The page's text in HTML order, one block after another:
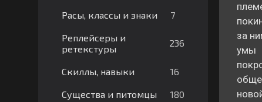
Расы, классы и знаки 7
Реплейсеры и
ретекстуры
236
Скиллы, навыки 16
Существа и питомцы 180
за
умы